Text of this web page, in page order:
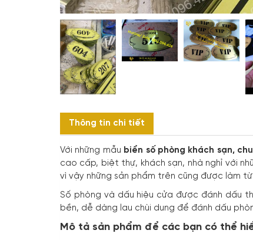
Thông tin chi tiết
Với những mẫu biển số phòng khách sạn,
cao cấp, biệt thự, khách sạn, nhà nghỉ với
vì vậy những sản phẩm trên cũng được làm
Số phòng và dấu hiệu cửa được đánh dấu
bền, dễ dàng lau chùi dung để đánh dấu
Mô tả sản phẩm để các bạn có thể